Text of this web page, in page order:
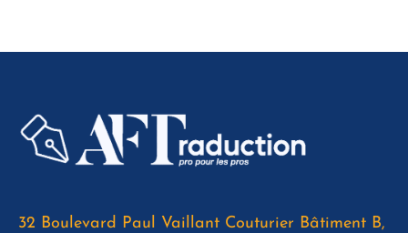
32 Boulevard Paul Vaillant Couturier Bâtiment B,